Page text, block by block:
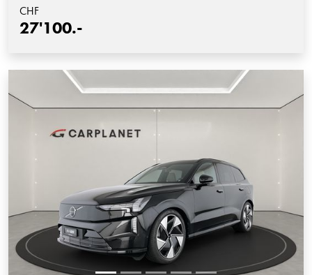
CHF
27'100.-